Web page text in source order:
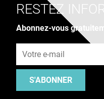
RESTEZ
Abonnez-vous
S'ABONNER